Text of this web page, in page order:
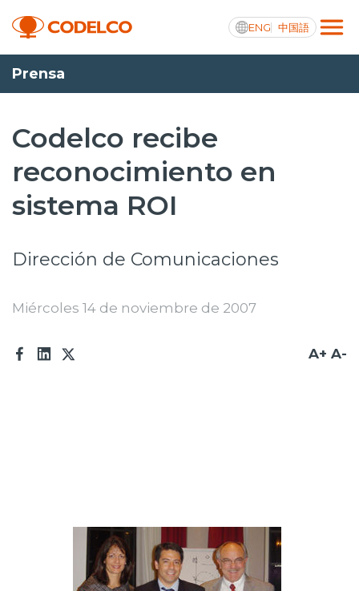
ENG 中国語
Transparencia activa
Nosotros
Operaciones
Innovación
Inversionistas
Acceso trabajadores/as
Prensa
Codelco recibe
reconocimiento en
sistema ROI
Dirección de Comunicaciones
Miércoles 14 de noviembre de 2007
A+ A-